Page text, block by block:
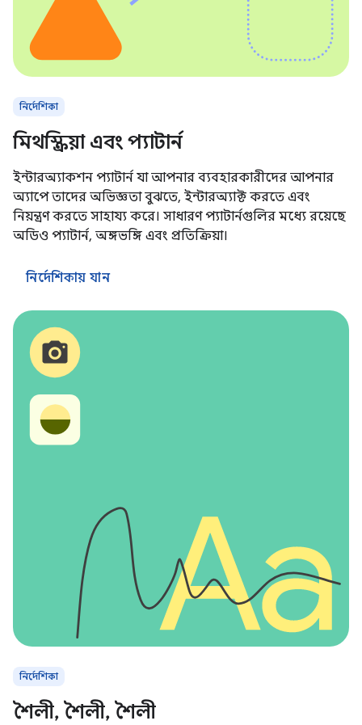
নির্দেশিকা
মিথস্ক্রিয়া এবং প্যাটার্ন
ইন্টারঅ্যাকশন প্যাটার্ন যা আপনার ব্যবহারকারীদের আপনার
অ্যাপে তাদের অভিজ্ঞতা বুঝতে, ইন্টারঅ্যাক্ট করতে এবং
নিয়ন্ত্রণ করতে সাহায্য করে। সাধারণ প্যাটার্নগুলির মধ্যে রয়েছে
অডিও প্যাটার্ন, অঙ্গভঙ্গি এবং প্রতিক্রিয়া।
নির্দেশিকায় যান
নির্দেশিকা
শৈলী, শৈলী, শৈলী